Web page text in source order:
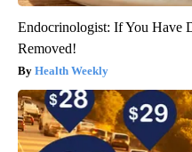
Endocrinologist: If You Have
Removed!
Health Weekly